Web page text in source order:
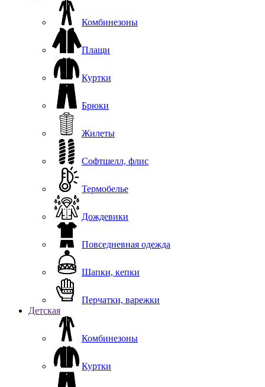
Комбинезоны
Плащи
Куртки
Брюки
Жилеты
Софтшелл, флис
Термобелье
Дождевики
Повседневная одежда
Шапки, кепки
Перчатки, варежки
Детская
Комбинезоны
Куртки